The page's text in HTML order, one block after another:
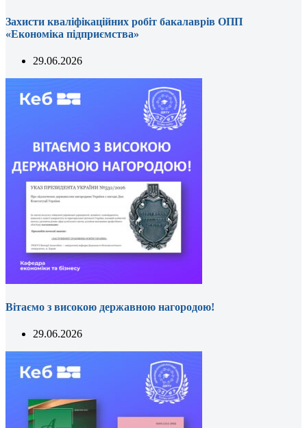
Захисти кваліфікаційних робіт бакалаврів ОПП
«Економіка підприємства»
29.06.2026
Вітаємо з високою державною нагородою!
29.06.2026